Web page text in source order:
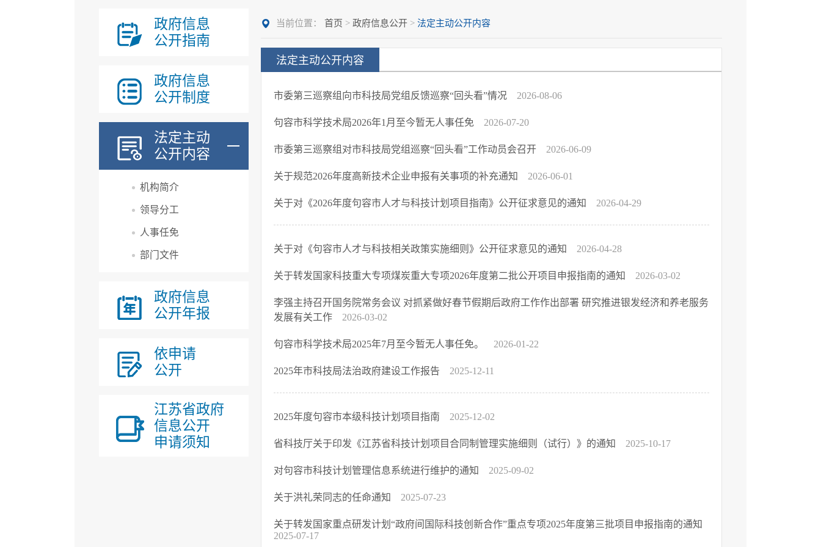
政府信息
公开指南
政府信息
公开制度
法定主动
公开内容
机构简介
领导分工
人事任免
部门文件
政府信息
公开年报
依申请
公开
江苏省政府
信息公开
申请须知
当前位置： 首页 > 政府信息公开> 法定主动公开内容
法定主动公开内容
市委第三巡察组向市科技局党组反馈巡察“回头看”情况 2026-08-06
句容市科学技术局2026年1月至今暂无人事任免 2026-07-20
市委第三巡察组对市科技局党组巡察“回头看”工作动员会召开 2026-06-09
关于规范2026年度高新技术企业申报有关事项的补充通知 2026-06-01
关于对《2026年度句容市人才与科技计划项目指南》公开征求意见的通知 2026-04-29
关于对《句容市人才与科技相关政策实施细则》公开征求意见的通知 2026-04-28
关于转发国家科技重大专项煤炭重大专项2026年度第二批公开项目申报指南的通知 2026-03-02
李强主持召开国务院常务会议 对抓紧做好春节假期后政府工作作出部署 研究推进银发经济和养老服务
发展有关工作
2026-03-02
句容市科学技术局2025年7月至今暂无人事任免。 2026-01-22
2025年市科技局法治政府建设工作报告 2025-12-11
2025年度句容市本级科技计划项目指南 2025-12-02
省科技厅关于印发《江苏省科技计划项目合同制管理实施细则（试行）》的通知 2025-10-17
对句容市科技计划管理信息系统进行维护的通知 2025-09-02
关于洪礼荣同志的任命通知 2025-07-23
关于转发国家重点研发计划“政府间国际科技创新合作”重点专项2025年度第三批项目申报指南的通知
2025-07-17